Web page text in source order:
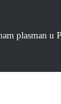
plasman u